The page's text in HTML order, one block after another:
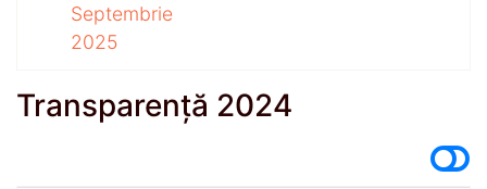
Septembrie
2025
Transparență 2024